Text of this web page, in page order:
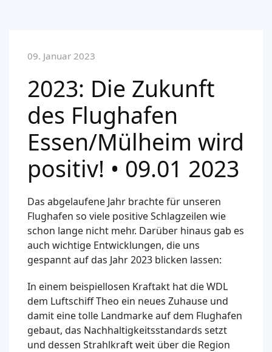
09. Januar 2023
2023: Die Zukunft
des Flughafen
Essen/Mülheim wird
positiv! • 09.01 2023
Das abgelaufene Jahr brachte für unseren
Flughafen so viele positive Schlagzeilen wie
schon lange nicht mehr. Darüber hinaus gab es
auch wichtige Entwicklungen, die uns
gespannt auf das Jahr 2023 blicken lassen:
In einem beispiellosen Kraftakt hat die WDL
dem Luftschiff Theo ein neues Zuhause und
damit eine tolle Landmarke auf dem Flughafen
gebaut, das Nachhaltigkeitsstandards setzt
und dessen Strahlkraft weit über die Region